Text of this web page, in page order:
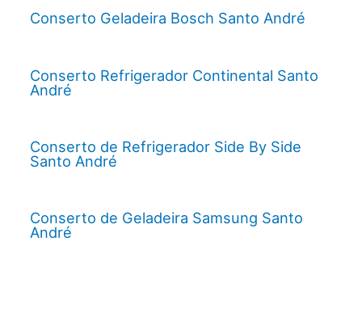
Conserto Geladeira Bosch Santo André
Conserto Refrigerador Continental Santo
André
Conserto de Refrigerador Side By Side
Santo André
Conserto de Geladeira Samsung Santo
André